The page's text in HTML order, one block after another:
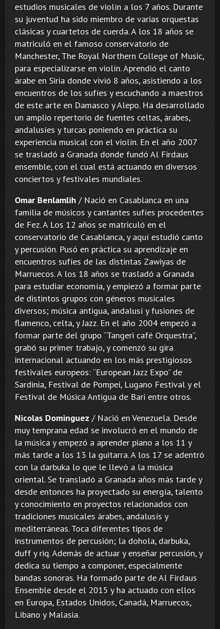
estudios musicales de violín a los 7 años. Durante
su juventud ha sido miembro de varias orquestas
clásicas y cuartetos de cuerda. A los 18 años se
matriculó en el famoso conservatorio de
Manchester, The Royal Northern College of Music,
para especializarse en violín. Aprendió el canto
árabe en Siria donde vivió 8 años, asistiendo a los
encuentros de los sufíes y escuchando a maestros
de este arte en Damasco y Alepo. Ha desarrollado
un amplio repertorio de fuentes celtas, árabes,
andalusíes y turcas poniendo en práctica su
experiencia musical con el violín. En el año 2007
se trasladó a Granada donde fundó Al Firdaus
ensemble, con el cual está actuando en diversos
conciertos y festivales mundiales.
Omar Benlamlih / Nació en Casablanca en una
familia de músicos y cantantes sufíes procedentes
de Fez. A Los 12 años se matriculó en el
conservatorio de Casablanca, y aquí estudió canto
y percusión. Pusó en práctica su aprendizaje en
encuentros sufíes de las distintas Zawiyas de
Marruecos. A los 18 años se trasladó a Granada
para estudiar economía, y empiezó a formar parte
de distintos grupos con géneros musicales
diversos; música antigua, andalusí y fusiones de
flamenco, celta, y Jazz. En el año 2004 empezó a
formar parte del grupo “Tangeri café Orquestra”,
grabó su primer trabajo, y comenzó su gira
internacional actuando en los más prestigiosos
festivales europeos: “European Jazz Expo” de
Sardinia, Festival de Pompei, Lugano Festival y el
Festival de Música Antigua de Bari entre otros.
Nicolas Dominguez / Nació en Venezuela. Desde
muy temprana edad se involucró en el mundo de
la música y empezó a aprender piano a los 11 y
más tarde a los 13 la guitarra. A los 17 se adentró
con la darbuka lo que le llevó a la música
oriental. Se transladó a Granada años más tarde y
desde entonces ha proyectado su energía, talento
y conocimiento en proyectos relacionados con
tradiciones musicales árabes, andalusís y
mediterráneas. Toca diferentes tipos de
instrumentos de percusión; la dohola, darbuka,
duff y riq. Además de actuar y enseñar percusión, y
dedica su tiempo a componer, especialmente
bandas sonoras. Ha formado parte de Al Firdaus
Ensemble desde el 2015 y ha actuado con ellos
en Europa, Estados Unidos, Canadá, Marruecos,
Líbano y Malasia.